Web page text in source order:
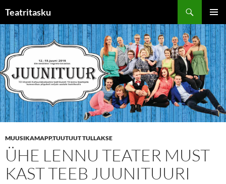
sisu
juurde
Teatritasku
MUUSIKAMAPP,TUUTUUT TULLAKSE
ÜHE LENNU TEATER MUST
KAST TEEB JUUNITUURI